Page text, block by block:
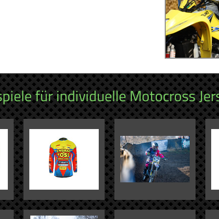
für individuelle Motocross